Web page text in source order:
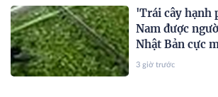
'Trái cây hạnh
Nam được
Nhật Bản cực
gia chạy đua
3 giờ trước